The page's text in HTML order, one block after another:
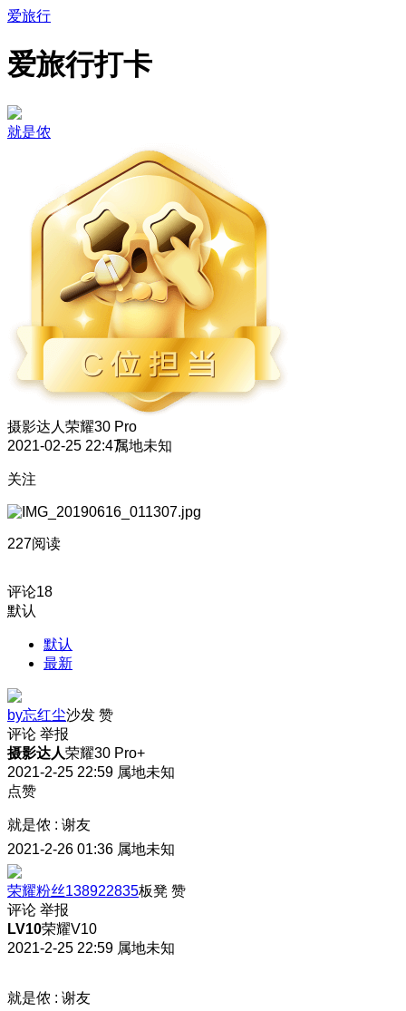
爱旅行
爱旅行打卡
就是侬
摄影达人 荣耀30 Pro
2021-02-25 22:47属地未知
关注
227阅读
评论18
默认
默认
最新
by忘红尘沙发 赞
评论 举报
摄影达人荣耀30 Pro+
2021-2-25 22:59 属地未知
点赞
就是侬 : 谢友
2021-2-26 01:36 属地未知
荣耀粉丝138922835板凳 赞
评论 举报
LV10荣耀V10
2021-2-25 22:59 属地未知
就是侬 : 谢友